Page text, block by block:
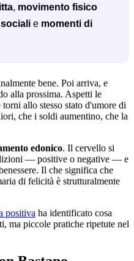
, movimento fisico
e momenti di
bene. Poi arriva, e
alla prossima. Aspetti le
allo stesso stato d'umore di
che i soldi aumentino, che la
edonico. Il cervello si
— positive o negative — e
Il che significa che
di felicità è strutturalmente
positiva ha identificato cosa
ma piccole pratiche ripetute nel